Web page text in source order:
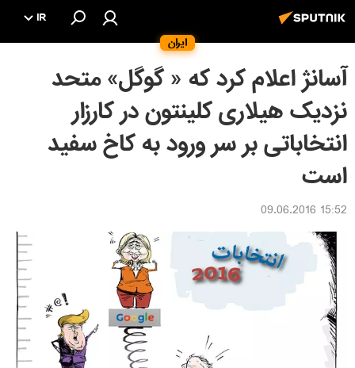
ایران
IR
آسانژ اعلام کرد که « گوگل» متحد
نزدیک هیلاری کلینتون در کارزار
انتخاباتی بر سر ورود به کاخ سفید
است
15:52 09.06.2016